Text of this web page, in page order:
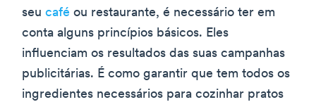
seu café ou restaurante, é necessário ter em
conta alguns princípios básicos. Eles
influenciam os resultados das suas campanhas
publicitárias. É como garantir que tem todos os
ingredientes necessários para cozinhar pratos